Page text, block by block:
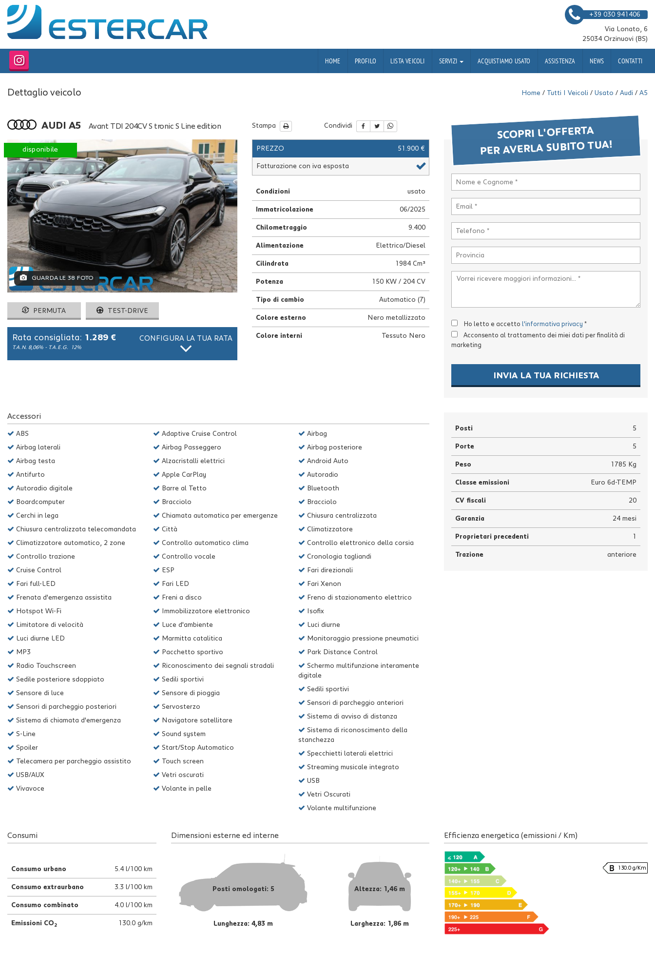
HOME
LISTA VEICOLI
OFFICINA INTERNA
GARANZIA 12 MESI
FINANZIAMENTI
RICEVIMENTO CLIENTI
ACQUISTIAMO USATO
ASSISTENZA
NEWS
+39 030 941406
Via Lonato, 6
25034 Orzinuovi (BS)
HOME PROFILO LISTA VEICOLI SERVIZI ACQUISTIAMO USATO ASSISTENZA NEWS CONTATTI
Dettaglio veicolo Home / Tutti I Veicoli / Usato / Audi / A5
AUDI A5 Avant TDI 204CV S tronic S Line edition Stampa Condividi
disponibile
GUARDA LE 38 FOTO
PERMUTA TEST-DRIVE
Rata consigliata: 1.289 €
T.A.N. 8,06% - T.A.E.G. 12%
CONFIGURA LA TUA RATA
PREZZO 51.900 €
Fatturazione con iva esposta
Condizioni usato
Immatricolazione 06/2025
Chilometraggio 9.400
Alimentazione Elettrica/Diesel
Cilindrata 1984 Cm³
Potenza 150 KW / 204 CV
Tipo di cambio Automatico (7)
Colore esterno Nero metallizzato
Colore interni Tessuto Nero
SCOPRI L'OFFERTA
PER AVERLA SUBITO TUA!
Ho letto e accetto l'informativa privacy *
Acconsento al trattamento dei miei dati per finalità di
marketing
INVIA LA TUA RICHIESTA
Accessori
ABS
Airbag laterali
Airbag testa
Antifurto
Autoradio digitale
Boardcomputer
Cerchi in lega
Chiusura centralizzata telecomandata
Climatizzatore automatico, 2 zone
Controllo trazione
Cruise Control
Fari full-LED
Frenata d'emergenza assistita
Hotspot Wi-Fi
Limitatore di velocità
Luci diurne LED
MP3
Radio Touchscreen
Sedile posteriore sdoppiato
Sensore di luce
Sensori di parcheggio posteriori
Sistema di chiamata d'emergenza
S-Line
Spoiler
Telecamera per parcheggio assistito
USB/AUX
Vivavoce
Adaptive Cruise Control
Airbag Passeggero
Alzacristalli elettrici
Apple CarPlay
Barre al Tetto
Bracciolo
Chiamata automatica per emergenze
Città
Controllo automatico clima
Controllo vocale
ESP
Fari LED
Freni a disco
Immobilizzatore elettronico
Luce d'ambiente
Marmitta catalitica
Pacchetto sportivo
Riconoscimento dei segnali stradali
Sedili sportivi
Sensore di pioggia
Servosterzo
Navigatore satellitare
Sound system
Start/Stop Automatico
Touch screen
Vetri oscurati
Volante in pelle
Airbag
Airbag posteriore
Android Auto
Autoradio
Bluetooth
Bracciolo
Chiusura centralizzata
Climatizzatore
Controllo elettronico della corsia
Cronologia tagliandi
Fari direzionali
Fari Xenon
Freno di stazionamento elettrico
Isofix
Luci diurne
Monitoraggio pressione pneumatici
Park Distance Control
Schermo multifunzione interamente
digitale
Sedili sportivi
Sensori di parcheggio anteriori
Sistema di avviso di distanza
Sistema di riconoscimento della
stanchezza
Specchietti laterali elettrici
Streaming musicale integrato
USB
Vetri Oscurati
Volante multifunzione
Posti 5
Porte 5
Peso 1785 Kg
Classe emissioni Euro 6d-TEMP
CV fiscali 20
Garanzia 24 mesi
Proprietari precedenti
Trazione anteriore
Consumi
Consumo urbano 5.4 l/100 km
Consumo extraurbano 3.3 l/100 km
Consumo combinato 4.0 l/100 km
Emissioni CO 2 130.0 g/km
Dimensioni esterne ed interne
Posti omologati: 5
Lunghezza: 4,83 m
Altezza: 1,46 m
Larghezza: 1,86 m
Efficienza energetica (emissioni / Km)
130.0 g/Km